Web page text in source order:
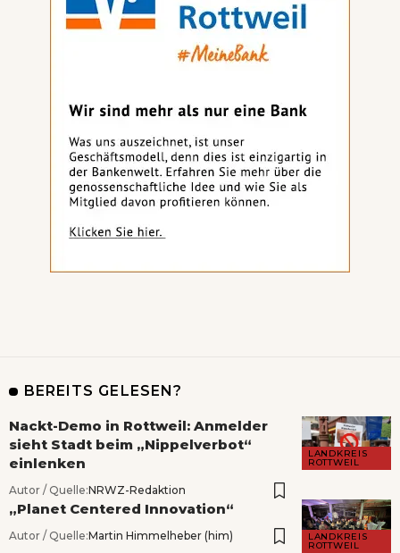
BEREITS GELESEN?
LANDKREIS
ROTTWEIL
Nackt-Demo in Rottweil: Anmelder
sieht Stadt beim „Nippelverbot“
einlenken
Autor / Quelle:NRWZ-Redaktion
LANDKREIS
ROTTWEIL
„Planet Centered Innovation“
Autor / Quelle:Martin Himmelheber (him)